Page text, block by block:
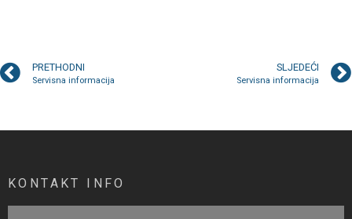
PRETHODNI
Servisna informacija
SLJEDEĆI
Servisna informacija
KONTAKT INFO